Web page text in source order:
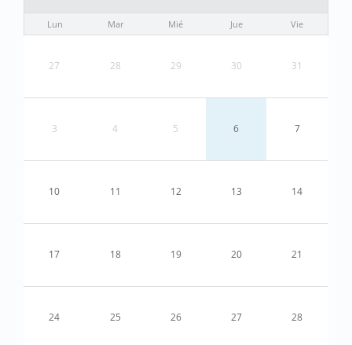
Lun Mar Mié Jue Vie
27 28 29 30 31
3 4 5 6 7
10 11 12 13 14
17 18 19 20 21
24 25 26 27 28